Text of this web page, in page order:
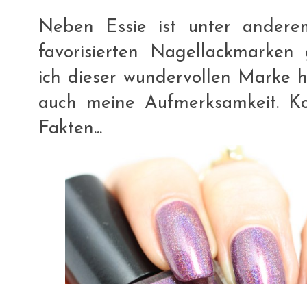
Neben Essie ist unter
favorisierten Nagellackmarken
ich dieser wundervollen Marke
auch meine Aufmerksamkeit.
Fakten...